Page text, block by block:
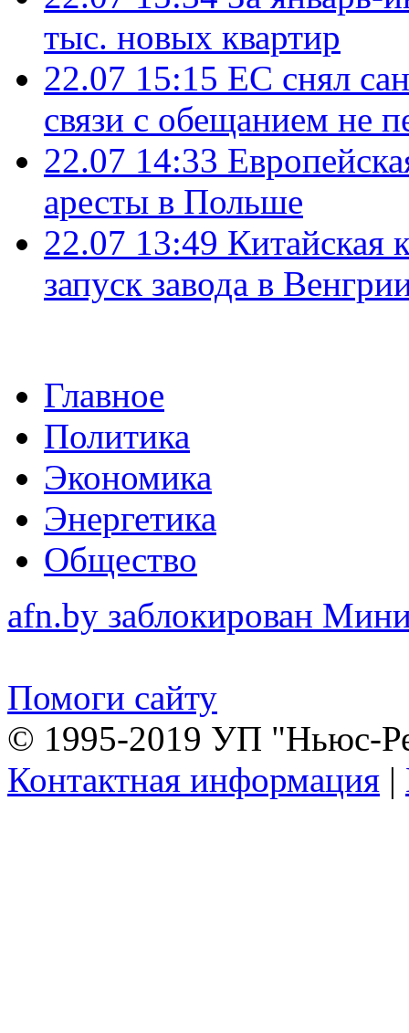
тыс. новых квартир
22.07 15:15 ЕС снял
связи с обещанием не
22.07 14:33
аресты в Польше
22.07 13:49 Китайская
запуск завода в
Главное
Политика
Экономика
Энергетика
Общество
afn.by заблокирован
Помоги сайту
© 1995-2019 УП "Ньюс-
Контактная информация |